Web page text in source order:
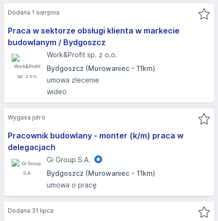
Praca w sektorze obsługi klienta w markecie
budowlanym / Bydgoszcz
Work&Profit sp. z o.o.
Bydgoszcz (Murowaniec - 11km)
umowa zlecenie
wideo
Dodana 1 sierpnia
Pracownik budowlany - monter (k/m) praca w
delegacjach
Gi Group S.A.
Bydgoszcz (Murowaniec - 11km)
umowa o pracę
Wygasa jutro
Dodana 31 lipca